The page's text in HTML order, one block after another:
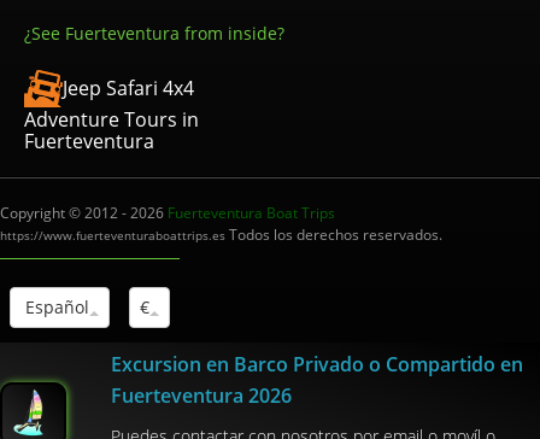
¿See Fuerteventura from inside?
Jeep Safari 4x4
Adventure Tours in
Fuerteventura
Copyright © 2012 - 2026 Fuerteventura Boat Trips
https://www.fuerteventuraboattrips.es Todos los derechos reservados.
Español €
Interm.Turistico: I-0004012.1
Excursion en Barco Privado o Compartido en
Fuerteventura 2026